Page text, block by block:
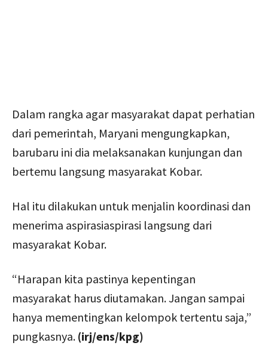
Dalam rangka agar masyarakat dapat perhatian
dari pemerintah, Maryani mengungkapkan,
barubaru ini dia melaksanakan kunjungan dan
bertemu langsung masyarakat Kobar.
Hal itu dilakukan untuk menjalin koordinasi dan
menerima aspirasiaspirasi langsung dari
masyarakat Kobar.
“Harapan kita pastinya kepentingan
masyarakat harus diutamakan. Jangan sampai
hanya mementingkan kelompok tertentu saja,”
pungkasnya. (irj/ens/kpg)